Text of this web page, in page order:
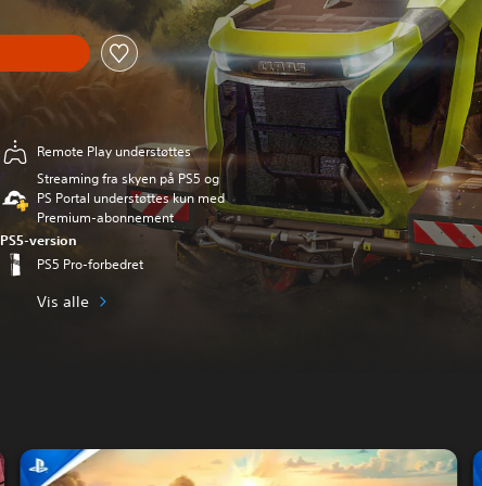
Remote Play understøttes
Streaming fra skyen på PS5 og
PS Portal understøttes kun med
Premium-abonnement
PS5-version
PS5 Pro-forbedret
Vis alle